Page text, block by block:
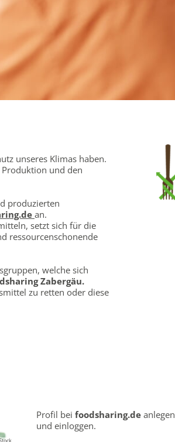
unseres Klimas haben.
und den
produzierten
an.
setzt sich für die
ressourcenschonende
welche sich
Zabergäu.
zu retten oder diese
Profil bei foodsharing.de anlegen
und einloggen.